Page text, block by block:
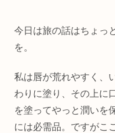
今日は旅の話はちょっ
を。
私は唇が荒れやすく、
わりに塗り、その上に
を塗ってやっと潤いを
には必需品。ですがこ